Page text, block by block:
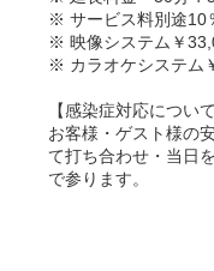
※ サービス料別途10
※ 映像システム￥
※ カラオケシステム
【感染症対応について
お客様・ゲスト様の
て打ち合わせ・当日
で参ります。